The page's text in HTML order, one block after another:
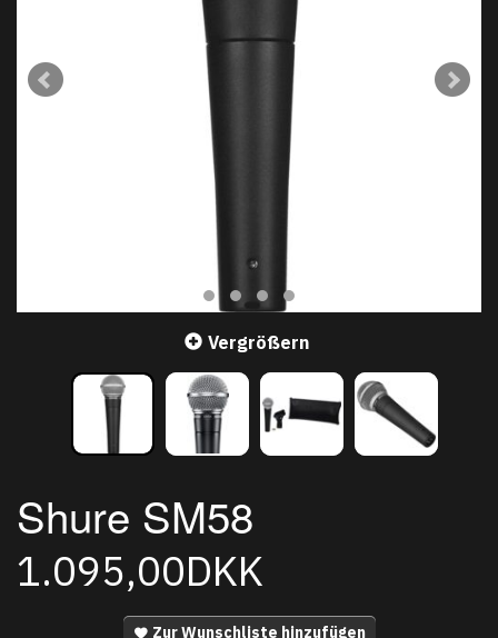
Vergrößern
Shure SM58
1.095,00DKK
Zur Wunschliste hinzufügen